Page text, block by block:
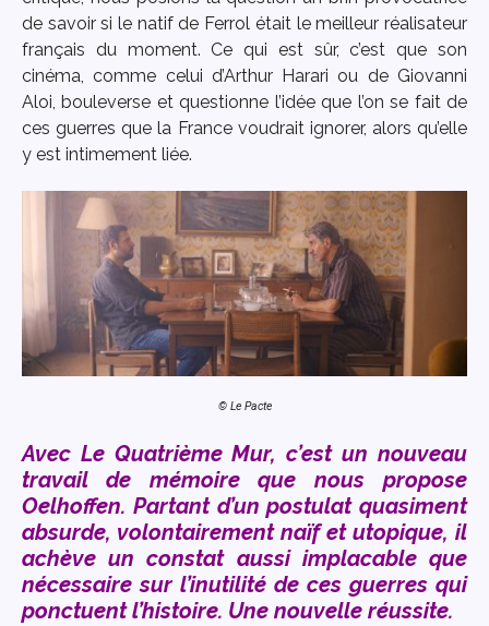
de savoir si le natif de Ferrol était le meilleur réalisateur
français du moment. Ce qui est sûr, c’est que son
cinéma, comme celui d’Arthur Harari ou de Giovanni
Aloi, bouleverse et questionne l’idée que l’on se fait de
ces guerres que la France voudrait ignorer, alors qu’elle
y est intimement liée.
© Le Pacte
Avec Le Quatrième Mur, c’est un nouveau
travail de mémoire que nous propose
Oelhoffen. Partant d’un postulat quasiment
absurde, volontairement naïf et utopique, il
achève un constat aussi implacable que
nécessaire sur l’inutilité de ces guerres qui
ponctuent l’histoire. Une nouvelle réussite.